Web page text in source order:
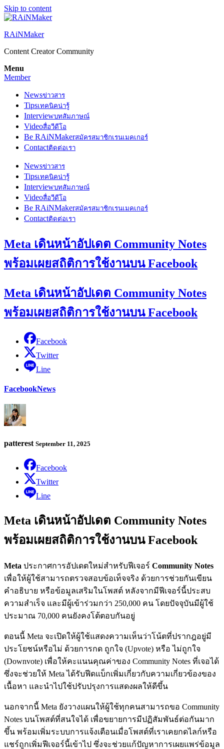
Skip to content
RAiNMaker
Content Creator Community
Menu
Member
Newsข่าวสาร
Tipsเทคนิคน่ารู้
Interviewบทสัมภาษณ์
Videoสื่อวีดีโอ
Be RAiNMakerสมัครสมาชิกเรนเมคเกอร์
Contactติดต่อเรา
Newsข่าวสาร
Tipsเทคนิคน่ารู้
Interviewบทสัมภาษณ์
Videoสื่อวีดีโอ
Be RAiNMakerสมัครสมาชิกเรนเมคเกอร์
Contactติดต่อเรา
Meta เดินหน้าอัปเดต Community Notes
พร้อมเผยสถิติการใช้งานบน Facebook
Meta เดินหน้าอัปเดต Community Notes
พร้อมเผยสถิติการใช้งานบน Facebook
Facebook
Twitter
Line
FacebookNews
patterest September 11, 2025
Facebook
Twitter
Line
Meta เดินหน้าอัปเดต Community Notes
พร้อมเผยสถิติการใช้งานบน Facebook
Meta ประกาศการอัปเดตใหม่สำหรับฟีเจอร์ Community Notes
เพื่อให้ผู้ใช้สามารถตรวจสอบข้อเท็จจริง ด้วยการช่วยกันเขียน
คำอธิบาย หรือข้อมูลเสริมในโพสต์ หลังจากมีฟีเจอร์นี้ประสบ
ความสำเร็จ และมีผู้เข้าร่วมกว่า 250,000 คน โดยปัจจุบันมีผู้ใช้
ประมาณ 70,000 คนยังคงโต้ตอบกันอยู่
ตอนนี้ Meta จะเปิดให้ผู้ใช้แสดงความเห็นว่าโน้ตที่ปรากฎอยู่มี
ประโยชน์หรือไม่ ด้วยการกด ถูกใจ (Upvote) หรือ ไม่ถูกใจ
(Downvote) เพื่อให้คะแนนคุณค่าของ Community Notes ที่เจอได้
ซึ่งจะช่วยให้ Meta ได้รับฟีดแบ็กเพิ่มเกี่ยวกับความเกี่ยวข้องของ
เนื้อหา และนำไปใช้ปรับปรุงการแสดงผลให้ดีขึ้น
นอกจากนี้ Meta ยังวางแผนให้ผู้ใช้ทุกคนสามารถขอ Community
Notes บนโพสต์ที่สนใจได้ เพื่อขยายการมีปฏิสัมพันธ์ต่อกันมาก
ขึ้น พร้อมเพิ่มระบบการแจ้งเตือนเมื่อโพสต์ที่เราเคยกดไลก์หรือ
แชร์ถูกเพิ่มฟีเจอร์นี้เข้าไป ซึ่งจะช่วยแก้ปัญหาการเผยแพร่ข้อมูล